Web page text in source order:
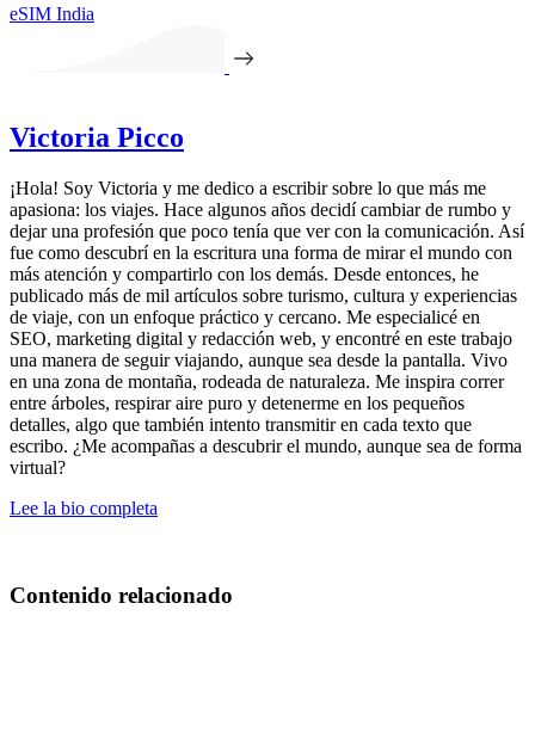
eSIM India
Victoria Picco
¡Hola! Soy Victoria y me dedico a escribir sobre lo que más me
apasiona: los viajes. Hace algunos años decidí cambiar de rumbo y
dejar una profesión que poco tenía que ver con la comunicación. Así
fue como descubrí en la escritura una forma de mirar el mundo con
más atención y compartirlo con los demás. Desde entonces, he
publicado más de mil artículos sobre turismo, cultura y experiencias
de viaje, con un enfoque práctico y cercano. Me especialicé en
SEO, marketing digital y redacción web, y encontré en este trabajo
una manera de seguir viajando, aunque sea desde la pantalla. Vivo
en una zona de montaña, rodeada de naturaleza. Me inspira correr
entre árboles, respirar aire puro y detenerme en los pequeños
detalles, algo que también intento transmitir en cada texto que
escribo. ¿Me acompañas a descubrir el mundo, aunque sea de forma
virtual?
Lee la bio completa
Contenido relacionado